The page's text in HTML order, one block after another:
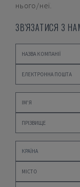
нього/неї.
ЗВ'ЯЗАТИСЯ З